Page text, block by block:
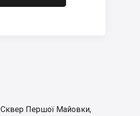
Сквер Першої Майовки,